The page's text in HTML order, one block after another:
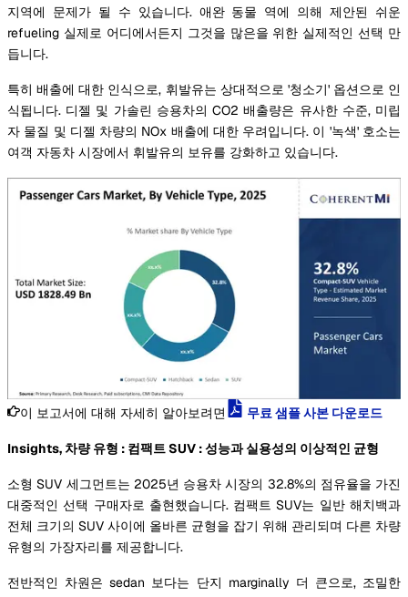
지역에 문제가 될 수 있습니다. 애완 동물 역에 의해 제안된 쉬운
refueling 실제로 어디에서든지 그것을 많은을 위한 실제적인 선택 만
듭니다.
특히 배출에 대한 인식으로, 휘발유는 상대적으로 '청소기' 옵션으로 인
식됩니다. 디젤 및 가솔린 승용차의 CO2 배출량은 유사한 수준, 미립
자 물질 및 디젤 차량의 NOx 배출에 대한 우려입니다. 이 '녹색' 호소는
여객 자동차 시장에서 휘발유의 보유를 강화하고 있습니다.
이 보고서에 대해 자세히 알아보려면 무료 샘플 사본 다운로드
Insights, 차량 유형 : 컴팩트 SUV : 성능과 실용성의 이상적인 균형
소형 SUV 세그먼트는 2025년 승용차 시장의 32.8%의 점유율을 가진
대중적인 선택 구매자로 출현했습니다. 컴팩트 SUV는 일반 해치백과
전체 크기의 SUV 사이에 올바른 균형을 잡기 위해 관리되며 다른 차량
유형의 가장자리를 제공합니다.
전반적인 차원은 sedan 보다는 단지 marginally 더 큰으로, 조밀한